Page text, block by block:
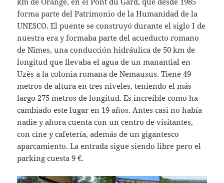
forma parte del Patrimonio de la Humanidad de la
UNESCO. El puente se construyó durante el siglo I de
nuestra era y formaba parte del acueducto romano
de Nîmes, una conducción hidráulica de 50 km de
longitud que llevaba el agua de un manantial en
Uzès a la colonia romana de Nemausus. Tiene 49
metros de altura en tres niveles, teniendo el más
largo 275 metros de longitud. Es increíble como ha
cambiado este lugar en 19 años. Antes casi no había
nadie y ahora cuenta con un centro de visitantes,
con cine y cafetería, además de un gigantesco
aparcamiento. La entrada sigue siendo libre pero el
parking cuesta 9 €.